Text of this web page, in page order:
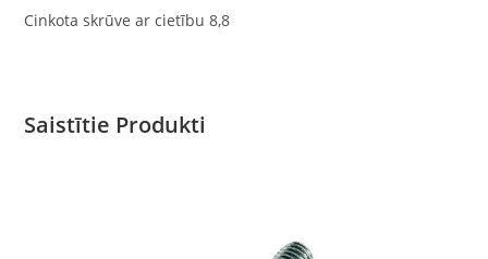
Cinkota skrūve ar cietību 8,8
Saistītie Produkti